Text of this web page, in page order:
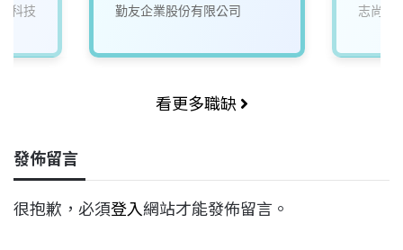
科技 勤友企業股份有限公司 志尚儀
看更多職缺
發佈留言
很抱歉，必須登入網站才能發佈留言。